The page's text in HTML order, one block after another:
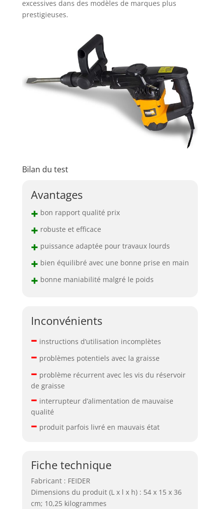
excessives dans des modèles de marques plus
prestigieuses.
Bilan du test
Avantages
+ bon rapport qualité prix
+ robuste et efficace
+ puissance adaptée pour travaux lourds
+ bien équilibré avec une bonne prise en main
+ bonne maniabilité malgré le poids
Inconvénients
– instructions d’utilisation incomplètes
– problèmes potentiels avec la graisse
– problème récurrent avec les vis du réservoir
de graisse
– interrupteur d’alimentation de mauvaise
qualité
– produit parfois livré en mauvais état
Fiche technique
Fabricant : FEIDER
Dimensions du produit (L x l x h) : 54 x 15 x 36
cm; 10,25 kilogrammes